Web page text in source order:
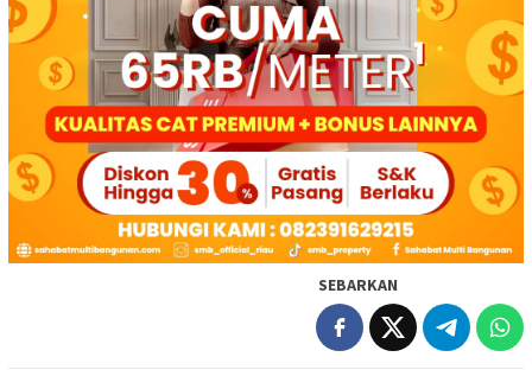
SEBARKAN